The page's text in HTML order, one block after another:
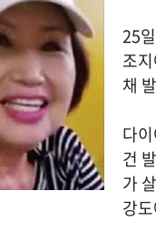
25
조
채
다
건
가
강